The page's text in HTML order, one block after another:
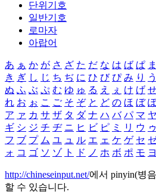
단위기호
일반기호
로마자
아랍어
あ ぁ か が さ ざ た だ な は ば ぱ ま
き ぎ し じ ち ぢ に ひ び ぴ み り う
ぬ ふ ぶ ぷ む ゆ ゅ る え ぇ け げ
れ お ぉ こ ご そ ぞ と ど の ほ ぼ
ア ァ カ サ ザ タ ダ ナ ハ バ パ マ ヤ
ギ シ ジ チ ヂ ニ ヒ ビ ピ ミ リ ウ ゥ
フ ブ プ ム ユ ュ ル エ ェ ケ ゲ セ
ォ コ ゴ ソ ゾ ト ド ノ ホ ボ ポ モ ヨ
http://chineseinput.net/에서 pinyin(병
할 수 있습니다.